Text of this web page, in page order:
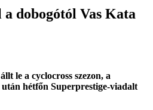
dobogótól Vas Kata
le a cyclocross szezon, a
hétfőn Superprestige-viadalt